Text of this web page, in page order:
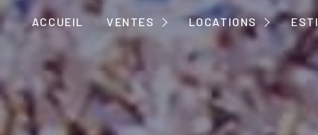
ACCUEIL VENTES
IMMEUBLES
TERRAINS
LOCATIONS
MAISONS
APPARTEMENTS